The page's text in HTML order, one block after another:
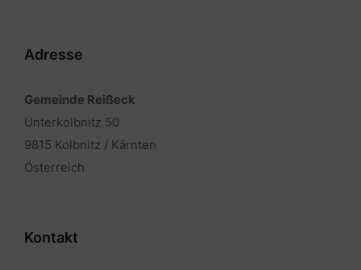
Adresse
Gemeinde Reißeck
Unterkolbnitz 50
9815 Kolbnitz / Kärnten
Österreich
Kontakt